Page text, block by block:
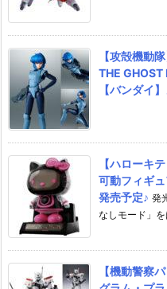
【攻殻機動
THE GHOST
【バンダイ
【ハローキ
可動フィギ
発売予定♪ 発
なしモード」
【機動警察